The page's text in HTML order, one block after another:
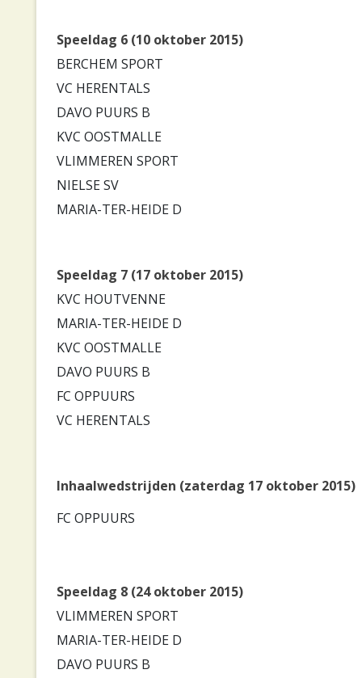
Speeldag 6 (10 oktober 2015)
BERCHEM SPORT
VC HERENTALS
DAVO PUURS B
KVC OOSTMALLE
VLIMMEREN SPORT
NIELSE SV
MARIA-TER-HEIDE D
Speeldag 7 (17 oktober 2015)
KVC HOUTVENNE
MARIA-TER-HEIDE D
KVC OOSTMALLE
DAVO PUURS B
FC OPPUURS
VC HERENTALS
Inhaalwedstrijden (zaterdag 17 oktober 2015)
FC OPPUURS
Speeldag 8 (24 oktober 2015)
VLIMMEREN SPORT
MARIA-TER-HEIDE D
DAVO PUURS B